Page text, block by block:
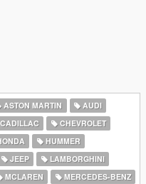
ASTON MARTIN
AUDI
CHEVROLET
HUMMER
JEEP
LAMBORGHINI
MCLAREN
MERCEDES-BENZ